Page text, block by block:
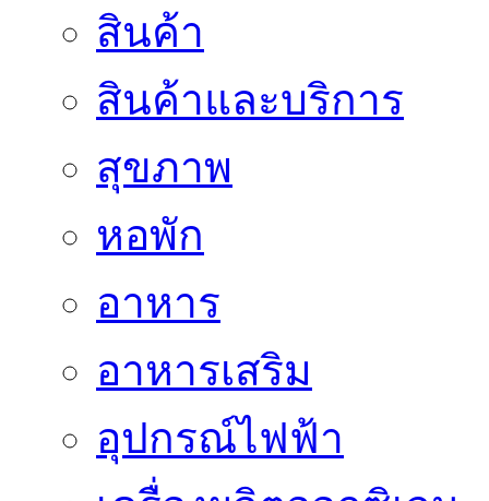
สินค้า
สินค้าและบริการ
สุขภาพ
หอพัก
อาหาร
อาหารเสริม
อุปกรณ์ไฟฟ้า